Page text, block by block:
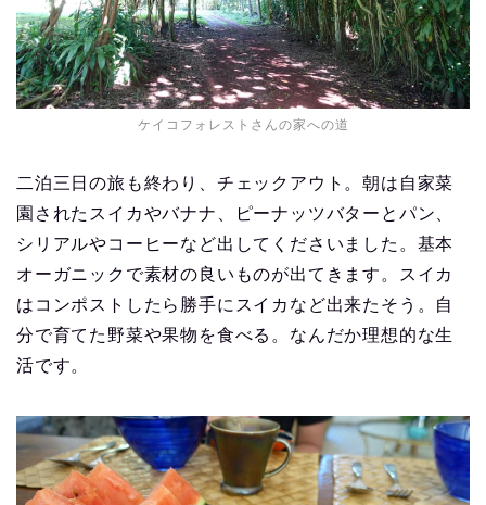
ケイコフォレストさんの家への道
二泊三日の旅も終わり、チェックアウト。朝は自家菜
園されたスイカやバナナ、ピーナッツバターとパン、
シリアルやコーヒーなど出してくださいました。基本
オーガニックで素材の良いものが出てきます。スイカ
はコンポストしたら勝手にスイカなど出来たそう。自
分で育てた野菜や果物を食べる。なんだか理想的な生
活です。